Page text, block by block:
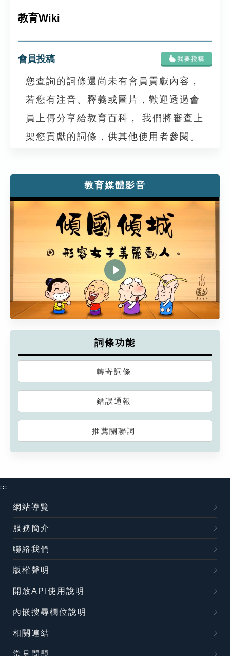
教育Wiki
會員投稿
您查詢的詞條還尚未有會員貢獻內容，
若您有注音、釋義或圖片，歡迎透過會
員上傳分享給教育百科， 我們將審查上
架您貢獻的詞條，供其他使用者參閱。
教育媒體影音
詞條功能
轉寄詞條
錯誤通報
推薦關聯詞
:::
網站導覽
服務簡介
聯絡我們
版權聲明
開放API使用說明
內嵌搜尋欄位說明
相關連結